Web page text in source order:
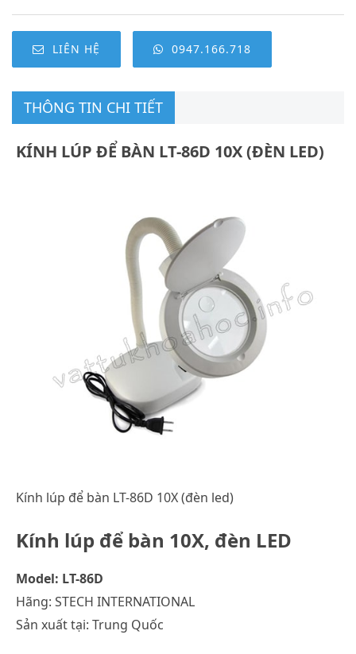
LIÊN HỆ 0947.166.718
THÔNG TIN CHI TIẾT
KÍNH LÚP ĐỂ BÀN LT-86D 10X (ĐÈN LED)
Kính lúp để bàn LT-86D 10X (đèn led)
Kính lúp để bàn 10X, đèn LED
Model: LT-86D
Hãng: STECH INTERNATIONAL
Sản xuất tại: Trung Quốc